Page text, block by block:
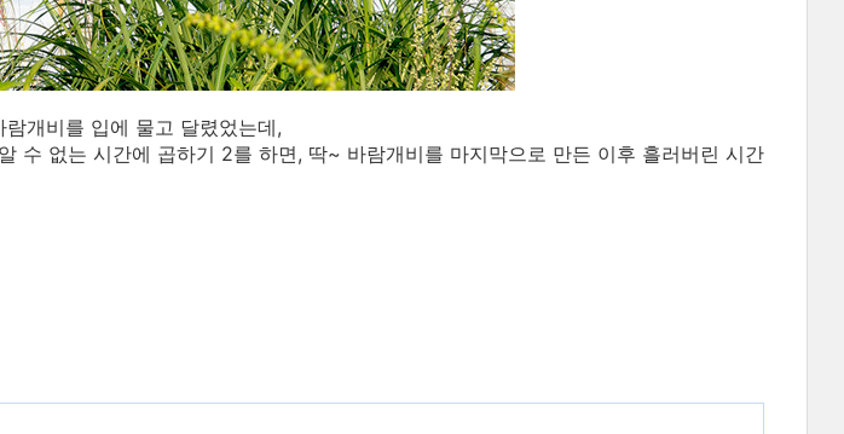
개비를 입에 물고 달렸었는데,
수 없는 시간에 곱하기 2를 하면, 딱~ 바람개비를 마지막으로 만든 이후 흘러버린 시간